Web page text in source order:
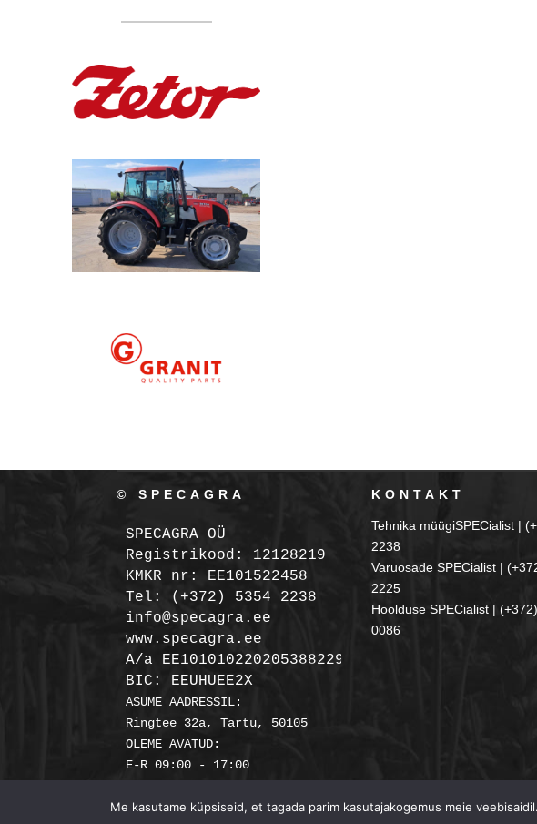
© SPECAGRA
SPECAGRA OÜ
Registrikood: 12128219
KMKR nr: EE101522458
Tel: (+372) 5354 2238
info@specagra.ee
A/a EE101010220205388229 SEB
BIC: EEUHUEE2X
ASUME AADRESSIL:
Ringtee 32a, Tartu, 50105
OLEME AVATUD:
E-R 09:00 - 17:00
KONTAKT
Tehnika müügiSPECialist |
2238
Varuosade SPECialist |
2225
Hoolduse SPECialist |
0086
Me kasutame küpsiseid, et tagada parim kasutajakogemus meie